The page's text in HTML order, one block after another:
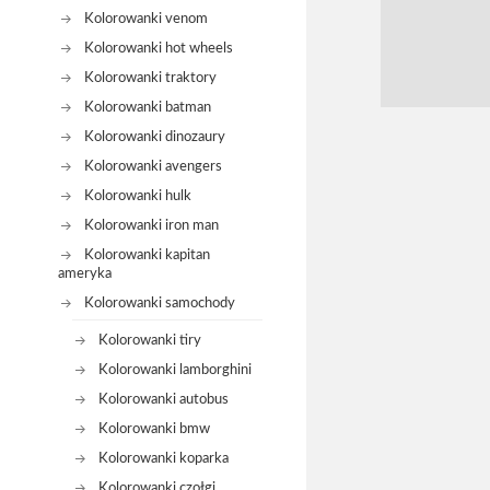
Kolorowanki venom
Kolorowanki hot wheels
Kolorowanki traktory
Kolorowanki batman
Kolorowanki dinozaury
Kolorowanki avengers
Kolorowanki hulk
Kolorowanki iron man
Kolorowanki kapitan
ameryka
Kolorowanki samochody
Kolorowanki tiry
Kolorowanki lamborghini
Kolorowanki autobus
Kolorowanki bmw
Kolorowanki koparka